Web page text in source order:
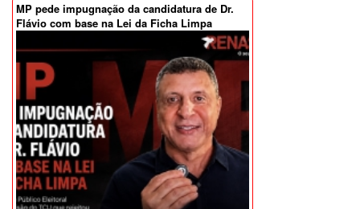
MP pede impugnação da candidatura de Dr.
Flávio com base na Lei da Ficha Limpa